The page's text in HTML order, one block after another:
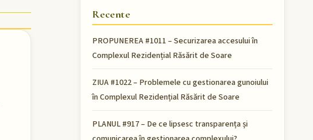
Recente
PROPUNEREA #1011 – Securizarea accesului în
Complexul Rezidențial Răsărit de Soare
ZIUA #1022 – Problemele cu gestionarea gunoiului
în Complexul Rezidențial Răsărit de Soare
PLANUL #917 – De ce lipsesc transparența și